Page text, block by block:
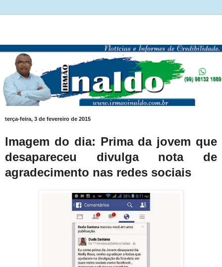
terça-feira, 3 de fevereiro de 2015
Imagem do dia: Prima da jovem que
desapareceu divulga nota de
agradecimento nas redes sociais